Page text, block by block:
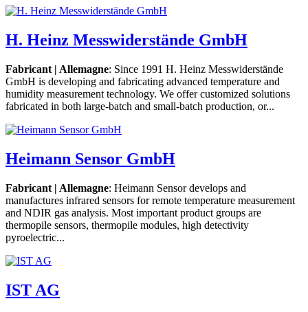
H. Heinz Messwiderstände GmbH
Fabricant | Allemagne: Since 1991 H. Heinz Messwiderstände
GmbH is developing and fabricating advanced temperature and
humidity measurement technology. We offer customized solutions
fabricated in both large-batch and small-batch production, or...
Heimann Sensor GmbH
Fabricant | Allemagne: Heimann Sensor develops and
manufactures infrared sensors for remote temperature measurement
and NDIR gas analysis. Most important product groups are
thermopile sensors, thermopile modules, high detectivity
pyroelectric...
IST AG